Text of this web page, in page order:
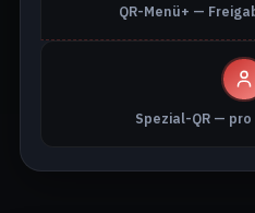
QR-Menü+ —
Spezial-QR —